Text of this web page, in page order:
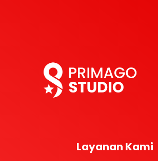
Layanan Kami